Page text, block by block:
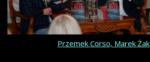
Przemek Corso, Marek Żak